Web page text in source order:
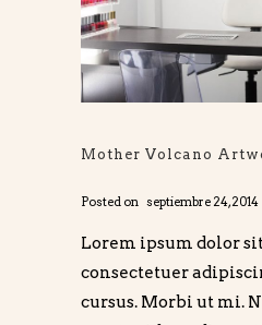
Mother Volcano
Posted on septiembre 24, 2014
Lorem ipsum dolor
consectetuer
cursus. Morbi ut mi.